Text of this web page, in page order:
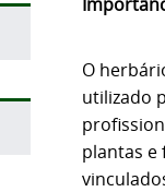
O
utilizado
plantas e